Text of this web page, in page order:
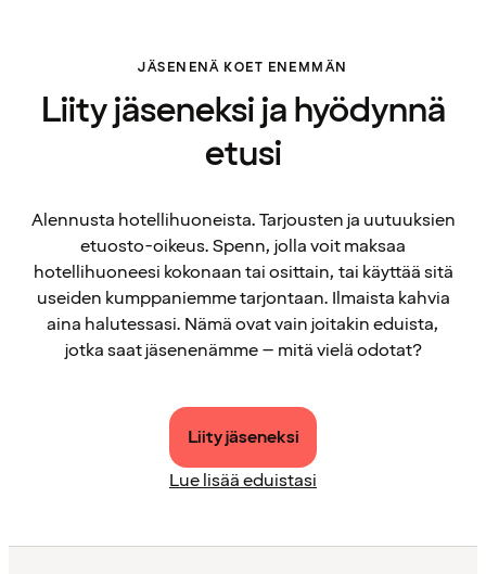
JÄSENENÄ KOET ENEMMÄN
Liity jäseneksi ja hyödynnä
etusi
Alennusta hotellihuoneista. Tarjousten ja uutuuksien
etuosto-oikeus. Spenn, jolla voit maksaa
hotellihuoneesi kokonaan tai osittain, tai käyttää sitä
useiden kumppaniemme tarjontaan. Ilmaista kahvia
aina halutessasi. Nämä ovat vain joitakin eduista,
jotka saat jäsenenämme – mitä vielä odotat?
Liity jäseneksi
Lue lisää eduistasi